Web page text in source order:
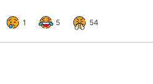
1 5 54